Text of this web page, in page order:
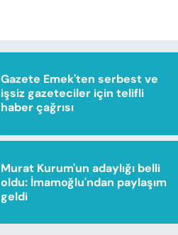
Gazete Emek'ten serbest ve
işsiz gazeteciler için telifli
haber çağrısı
Murat Kurum'un adaylığı belli
oldu: İmamoğlu'ndan paylaşım
geldi